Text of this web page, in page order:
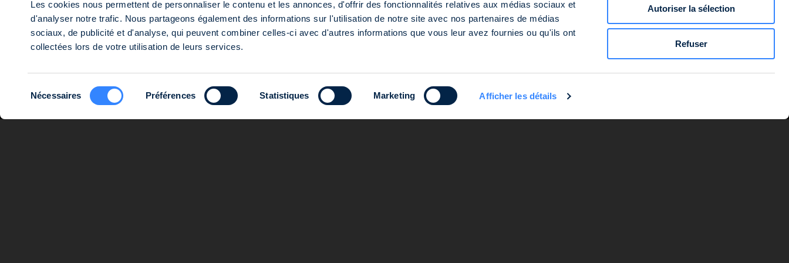
Les cookies nous permettent de personnaliser le contenu et les annonces, d'offrir des fonctionnalités relatives aux médias sociaux et
d'analyser notre trafic. Nous partageons également des informations sur l'utilisation de notre site avec nos partenaires de médias
sociaux, de publicité et d'analyse, qui peuvent combiner celles-ci avec d'autres informations que vous leur avez fournies ou qu'ils ont
collectées lors de votre utilisation de leurs services.
Nécessaires Préférences Statistiques Marketing Afficher les détails
Autoriser la sélection
Refuser
© 2026 SWEN CAPITAL PARTNERS
S.A. au capital de 16 143 920 euros, immatriculée au Registre du Commerce et des Sociétés de Nanterre sous le numéro 803 812 593, dont le siège est situé 127-129 quai du Président Roosevelt, 92130 Issy-les-Moulineaux, et dont l’adresse
postale est 14 rue Roquépine, 75008 Paris. Société de gestion agréée par l’Autorité des Marchés Financiers (AMF) sous le numéro GP-14000047.